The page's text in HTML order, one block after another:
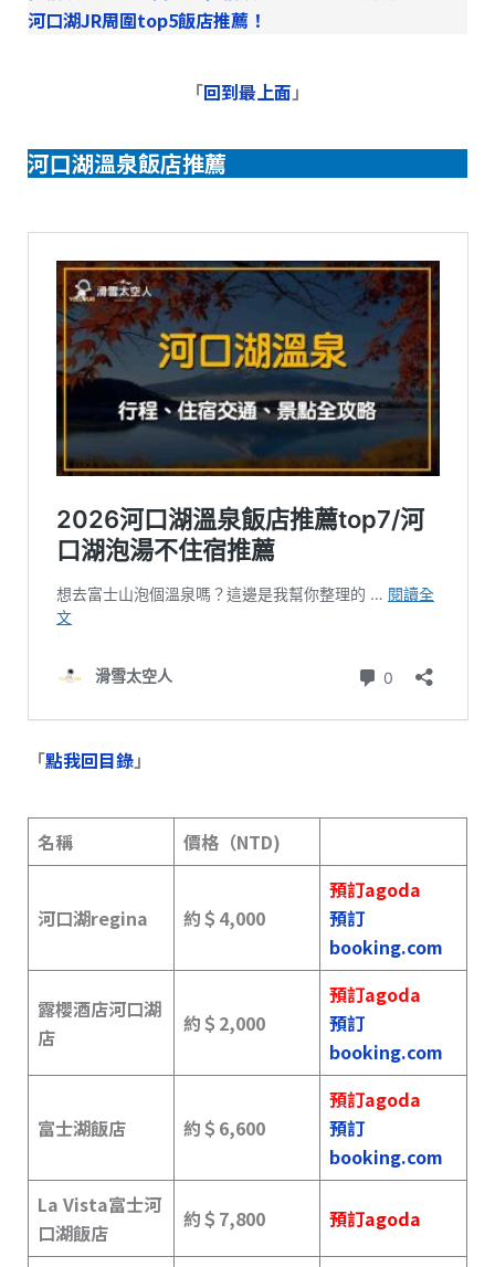
河口湖JR周圍top5飯店推薦！
「回到最上面」
河口湖溫泉飯店推薦
「點我回目錄」
名稱 價格（NTD)
河口湖regina 約＄4,000
預訂agoda
預訂
booking.com
露櫻酒店河口湖
店
約＄2,000
預訂agoda
預訂
booking.com
富士湖飯店 約＄6,600
預訂agoda
預訂
booking.com
La Vista富士河
口湖飯店
約＄ 7,800 預訂agoda